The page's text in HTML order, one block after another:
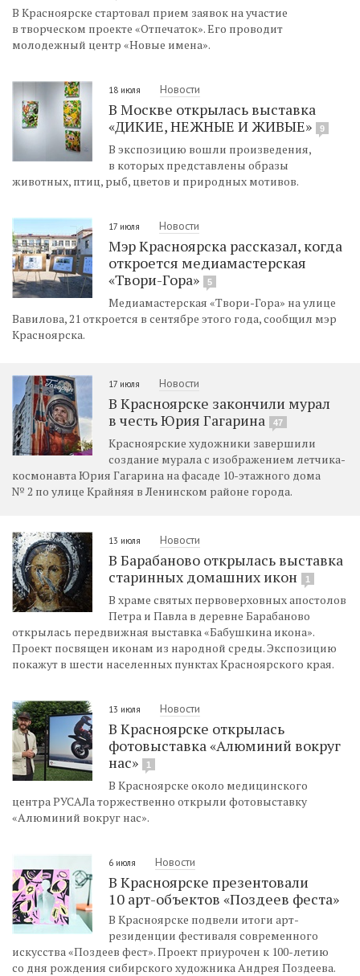
В Красноярске стартовал прием заявок на участие
в творческом проекте «Отпечаток». Его проводит
молодежный центр «Новые имена».
18 июля Новости
В Москве открылась выставка
«ДИКИЕ, НЕЖНЫЕ И ЖИВЫЕ»
9
В экспозицию вошли произведения,
в которых представлены образы
животных, птиц, рыб, цветов и природных мотивов.
17 июля Новости
Мэр Красноярска рассказал, когда
откроется медиамастерская
«Твори-Гора»
5
Медиамастерская «Твори-Гора» на улице
Вавилова, 21 откроется в сентябре этого года, сообщил мэр
Красноярска.
17 июля Новости
В Красноярске закончили мурал
в честь Юрия Гагарина
47
Красноярские художники завершили
создание мурала с изображением летчика-
космонавта Юрия Гагарина на фасаде 10-этажного дома
№ 2 по улице Крайняя в Ленинском районе города.
13 июля Новости
В Барабаново открылась выставка
старинных домашних икон
1
В храме святых первоверховных апостолов
Петра и Павла в деревне Барабаново
открылась передвижная выставка «Бабушкина икона».
Проект посвящен иконам из народной среды. Экспозицию
покажут в шести населенных пунктах Красноярского края.
13 июля Новости
В Красноярске открылась
фотовыставка «Алюминий вокруг
нас»
1
В Красноярске около медицинского
центра РУСАЛа торжественно открыли фотовыставку
«Алюминий вокруг нас».
6 июля Новости
В Красноярске презентовали
10 арт-объектов «Поздеев феста»
В Красноярске подвели итоги арт-
резиденции фестиваля современного
искусства «Поздеев фест». Проект приурочен к 100-летию
со дня рождения сибирского художника Андрея Поздеева.